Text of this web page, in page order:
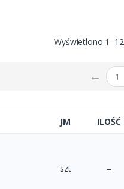
Wyświetlono
←
JM ILOŚĆ
szt –